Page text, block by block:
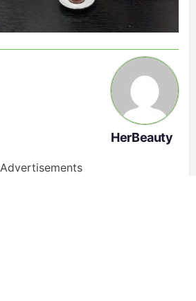
HerBeauty
Advertisements